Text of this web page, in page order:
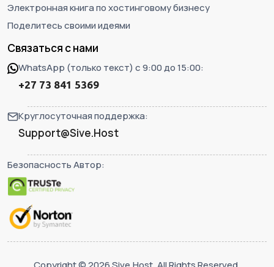
Электронная книга по хостинговому бизнесу
Поделитесь своими идеями
Связаться с нами
WhatsApp (только текст) с 9:00 до 15:00:
+27 73 841 5369
Круглосуточная поддержка:
Support@Sive.Host
Безопасность Автор: